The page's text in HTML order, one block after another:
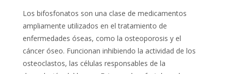
Los bifosfonatos son una clase de medicamentos
ampliamente utilizados en el tratamiento de
enfermedades óseas, como la osteoporosis y el
cáncer óseo. Funcionan inhibiendo la actividad de los
osteoclastos, las células responsables de la